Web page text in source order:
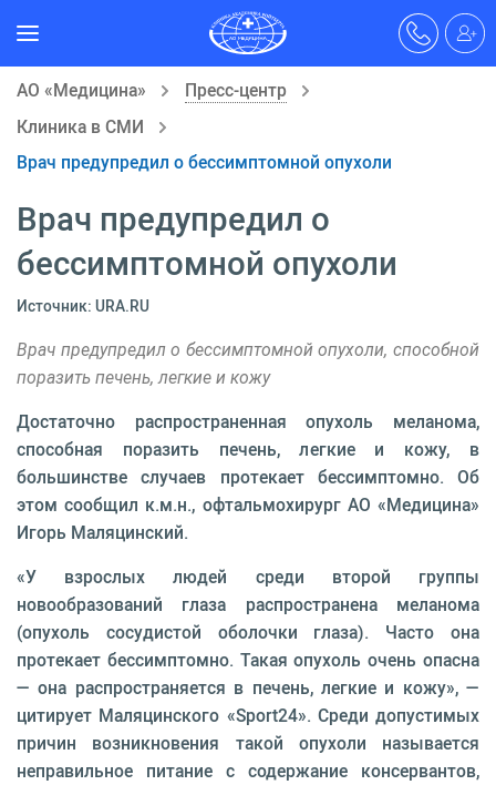
АО «Медицина»
Пресс-центр
Клиника в СМИ
Врач предупредил о бессимптомной опухоли
Врач предупредил о
бессимптомной опухоли
Источник: URA.RU
Врач предупредил о бессимптомной опухоли, способной
поразить печень, легкие и кожу
Достаточно распространенная опухоль меланома,
способная поразить печень, легкие и кожу, в
большинстве случаев протекает бессимптомно. Об
этом сообщил к.м.н., офтальмохирург АО «Медицина»
Игорь Маляцинский.
«У взрослых людей среди второй группы
новообразований глаза распространена меланома
(опухоль сосудистой оболочки глаза). Часто она
протекает бессимптомно. Такая опухоль очень опасна
— она распространяется в печень, легкие и кожу», —
цитирует Маляцинского «Sport24». Среди допустимых
причин возникновения такой опухоли называется
неправильное питание с содержание консервантов,